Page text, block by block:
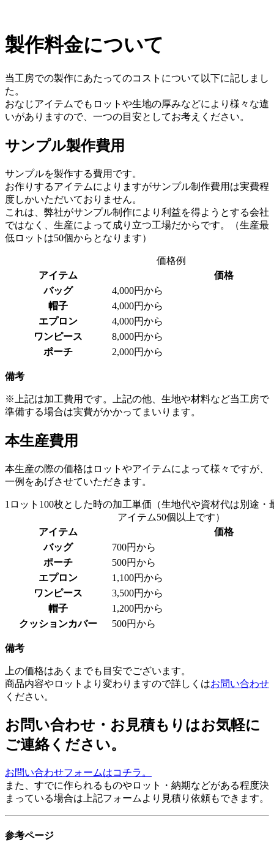
製作料金について
当工房での製作にあたってのコストについて以下に記しまし
た。
おなじアイテムでもロットや生地の厚みなどにより様々な違
いがありますので、一つの目安としてお考えください。
サンプル製作費用
サンプルを製作する費用です。
お作りするアイテムによりますがサンプル制作費用は実費程
度しかいただいておりません。
これは、弊社がサンプル制作により利益を得ようとする会社
ではなく、生産によって成り立つ工場だからです。（生産最
低ロットは50個からとなります）
価格例
アイテム
価格
バッグ
4,000円から
帽子
4,000円から
エプロン
4,000円から
ワンピース
8,000円から
ポーチ
2,000円から
備考
※上記は加工費用です。上記の他、生地や材料など当工房で
準備する場合は実費がかかってまいります。
本生産費用
本生産の際の価格はロットやアイテムによって様々ですが、
一例をあげさせていただきます。
1ロット100枚とした時の加工単価（生地代や資材代は別途・
アイテム50個以上です）
アイテム
価格
バッグ
700円から
ポーチ
500円から
エプロン
1,100円から
ワンピース
3,500円から
帽子
1,200円から
クッションカバー
500円から
備考
上の価格はあくまでも目安でございます。
商品内容やロットより変わりますので詳しくはお問い合わせ
ください。
お問い合わせ・お見積もりはお気軽に
ご連絡ください。
お問い合わせフォームはコチラ。
また、すでに作られるものやロット・納期などがある程度決
まっている場合は上記フォームより見積り依頼もできます。
参考ページ